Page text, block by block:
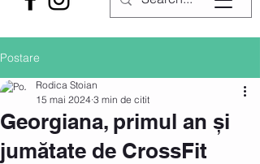
Postare
Georgiana, primul an și
jumătate de CrossFit
Rodica Stoian
15 mai 2024 3 min de citit